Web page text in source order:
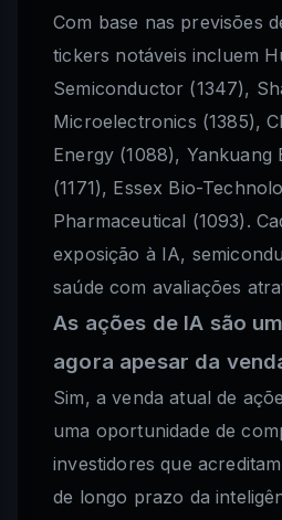
Com base nas previsões
tickers notáveis incluem
Semiconductor (1347),
Microelectronics (1385),
Energy (1088), Yankuang
(1171), Essex Bio-
Pharmaceutical (1093).
exposição à IA,
saúde com avaliações
As ações de IA são
agora apesar da
Sim, a venda atual de
uma oportunidade de
investidores que
de longo prazo da